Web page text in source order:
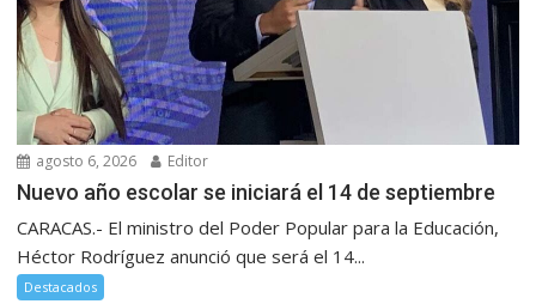
agosto 6, 2026 Editor
Nuevo año escolar se iniciará el 14 de septiembre
CARACAS.- El ministro del Poder Popular para la Educación,
Héctor Rodríguez anunció que será el 14...
Destacados